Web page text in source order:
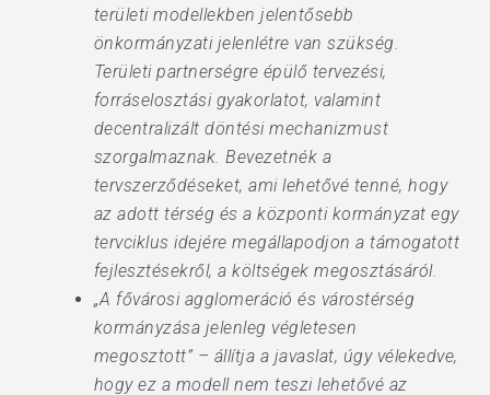
területi modellekben jelentősebb
önkormányzati jelenlétre van szükség.
Területi partnerségre épülő tervezési,
forráselosztási gyakorlatot, valamint
decentralizált döntési mechanizmust
szorgalmaznak. Bevezetnék a
tervszerződéseket, ami lehetővé tenné, hogy
az adott térség és a központi kormányzat egy
tervciklus idejére megállapodjon a támogatott
fejlesztésekről, a költségek megosztásáról.
„A fővárosi agglomeráció és várostérség
kormányzása jelenleg végletesen
megosztott” – állítja a javaslat, úgy vélekedve,
hogy ez a modell nem teszi lehetővé az